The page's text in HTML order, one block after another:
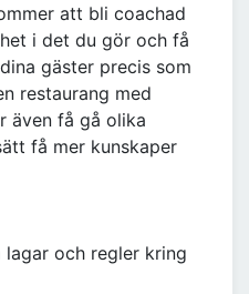
att bli coachad
i det du gör och få
gäster precis som
restaurang med
även få gå olika
få mer kunskaper
lagar och regler kring